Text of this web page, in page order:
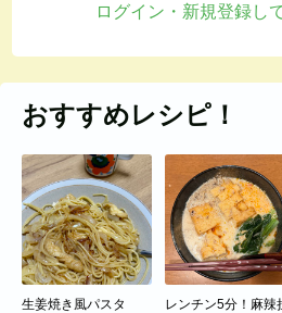
ログイン・新規登録し
おすすめレシピ！
生姜焼き風パスタ
レンチン5分！麻辣